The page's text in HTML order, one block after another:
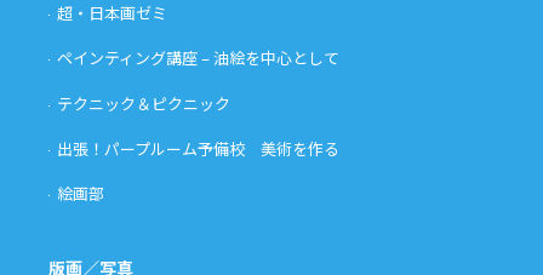
超・日本画ゼミ
ペインティング講座 – 油絵を中心として
テクニック＆ピクニック
出張！パープルーム予備校 美術を作る
絵画部
版画／写真